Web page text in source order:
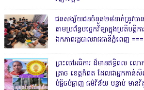
ជនសង្ស័យជនចំនួន២៨នាក់ត្រូវបាន
តាមប្រព័ន្ធបច្ចេកវិទ្យាក្នុងប្រតិបត្
ឯកភាពរដ្ឋបាលរាជធានីភ្នំពេញ
ព្រះចៅអធិការ ដ៏មានឥទ្ធិពល ល
ត្រាច ខេត្តកំពត ដែលជាអ្នកកា
បំផ្លិចបំផ្លាញ ធម៌វិន័យ បន្ទាប់ មាន